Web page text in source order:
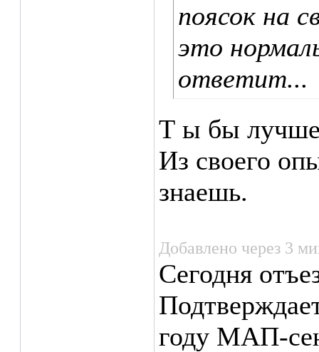
поясок на
это
ответит...
Т ы бы лучше
Из своего
знаешь.
Добавлено через 3
Сегодня
году МАП-